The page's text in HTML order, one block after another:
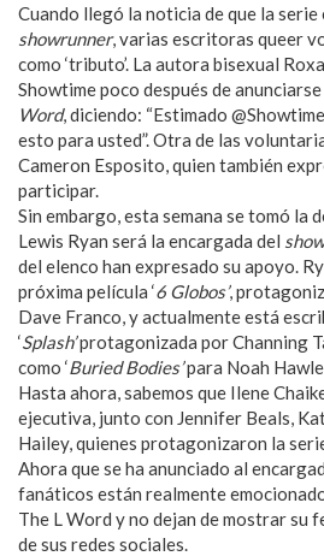
Cuando llegó la noticia de que la serie
showrunner, varias escritoras queer
como ‘tributo’. La autora bisexual
Showtime poco después de
Word, diciendo: “Estimado
esto para usted”. Otra de las
Cameron Esposito, quien también
participar.
Sin embargo, esta semana se tomó la
Lewis Ryan será la encargada del
del elenco han expresado su apoyo.
próxima película ‘6 Globos’,
Dave Franco, y actualmente está
‘Splash’protagonizada por Channing
como ‘Buried Bodies’para Noah
Hasta ahora, sabemos que Ilene
ejecutiva, junto con Jennifer Beals,
Hailey, quienes protagonizaron la
Ahora que se ha anunciado al
fanáticos están realmente
The L Word y no dejan de mostrar su
de sus redes sociales.